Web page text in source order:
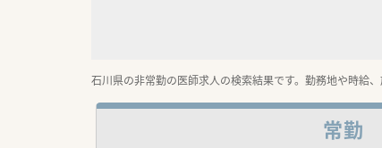
石川県の非常勤の医師求人の検索結果です。勤務地や時給
常勤